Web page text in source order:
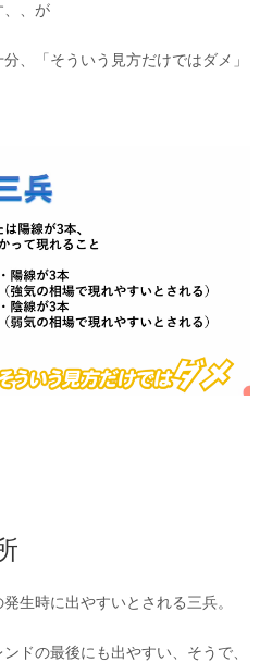
、、が
、「そういう見方だけではダメ」
生時に出やすいとされる三兵。
ドの最後にも出やすい、そうで、